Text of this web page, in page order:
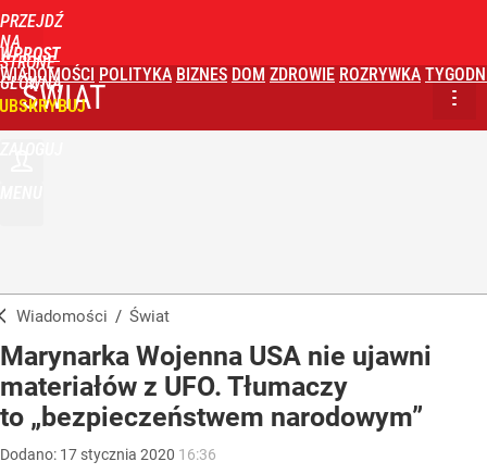
PRZEJDŹ
NA
STRONĘ
GŁÓWNĄ
WPROST
WIADOMOŚCI POLITYKA BIZNES DOM ZDROWIE ROZRYWKA
ŚWIAT
Wiadomości / Świat
Marynarka Wojenna USA nie ujawni
materiałów z UFO. Tłumaczy
to „bezpieczeństwem narodowym”
Dodano: 17 stycznia 2020 16:36